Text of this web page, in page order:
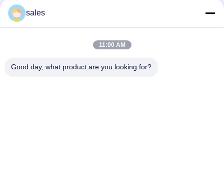
De fabrieksprijs van hoogwaardige slijpmiddelen gemaakt van
zuiver wit natriumcrioliet voor industriële productie
CAS13775-52-5 Chemisch product Wit poeder KAlF4
Kaliumcrioliet - ontketeningspotentieel in de chemische
sales
11:00 AM
Good day, what product are you looking for?